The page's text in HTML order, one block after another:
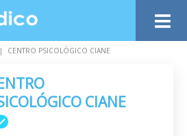
| CENTRO PSICOLÓGICO CIANE
CIANE